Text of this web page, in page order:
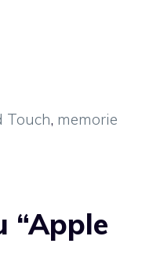
Touch, memorie
“Apple